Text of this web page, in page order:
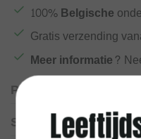
100%Belgische
Gratis verzending
Meer informatie?
Productomschrijving
Specificaties